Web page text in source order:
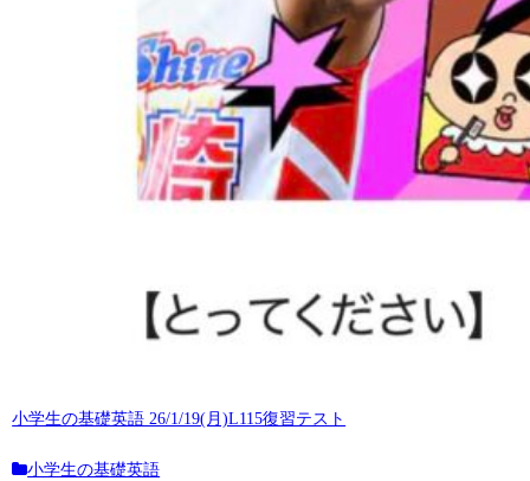
小学生の基礎英語 26/1/19(月)L115復習テスト
小学生の基礎英語